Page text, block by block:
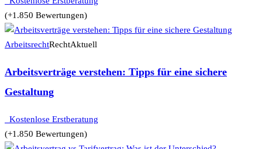
(+1.850 Bewertungen)
ArbeitsrechtRechtAktuell
Arbeitsverträge verstehen: Tipps für eine sichere
Gestaltung
Kostenlose Erstberatung
(+1.850 Bewertungen)